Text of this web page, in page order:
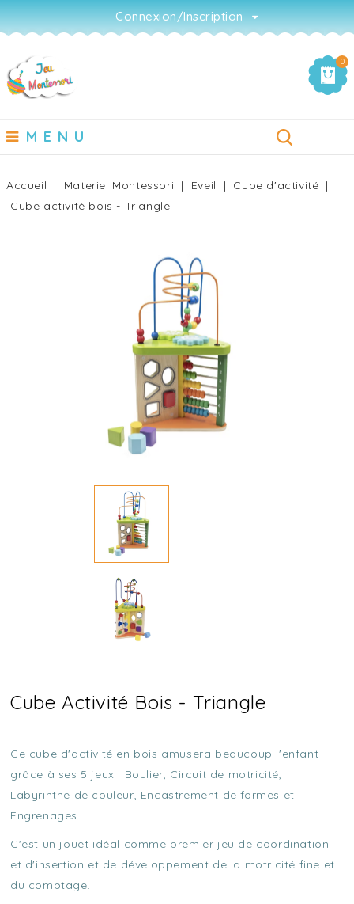
Connexion/Inscription
0
MENU
Accueil Materiel Montessori Eveil
Cube d'activité
Cube activité bois - Triangle
Cube Activité Bois - Triangle
Ce cube d'activité en bois amusera beaucoup l'enfant
grâce à ses 5 jeux : Boulier, Circuit de motricité,
Labyrinthe de couleur, Encastrement de formes et
Engrenages.
C'est un jouet idéal comme premier jeu de coordination
et d'insertion et de développement de la motricité fine et
du comptage.